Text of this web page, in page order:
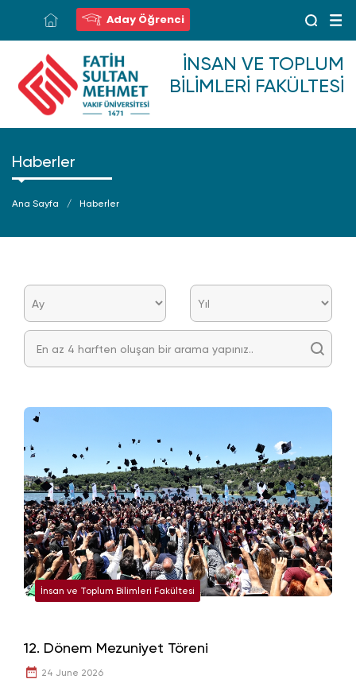
Aday Öğrenci
İNSAN VE TOPLUM
BILIMLERI FAKÜLTESI
Haberler
Ana Sayfa Haberler
İnsan ve Toplum Bilimleri Fakültesi
12. Dönem Mezuniyet Töreni
24 June 2026